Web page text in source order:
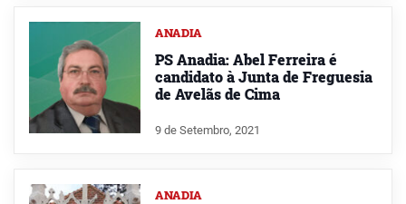
ANADIA
PS Anadia: Abel Ferreira é
candidato à Junta de Freguesia
de Avelãs de Cima
9 de Setembro, 2021
ANADIA